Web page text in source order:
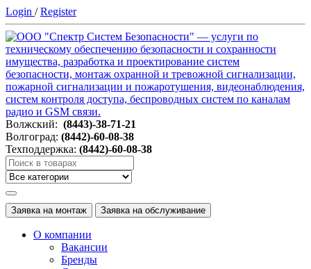
Login /Register
Волжский: (8443)-38-71-21
Волгоград: (8442)-60-08-38
Техподдержка: (8442)-60-08-38
Заявка на монтаж Заявка на обслуживание
О компании
Вакансии
Бренды